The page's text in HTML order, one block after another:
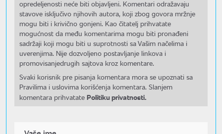
opredeljenosti neće biti objavljeni. Komentari odražavaju
stavove isključivo njihovih autora, koji zbog govora mržnje
mogu biti i krivično gonjeni. Kao čitatelj prihvatate
mogućnost da među komentarima mogu biti pronađeni
sadržaji koji mogu biti u suprotnosti sa Vašim načelima i
uverenjima. Nije dozvoljeno postavljanje linkova i
promovisanjedrugih sajtova kroz komentare.
Svaki korisnik pre pisanja komentara mora se upoznati sa
Pravilima i uslovima korišćenja komentara. Slanjem
komentara prihvatate Politiku privatnosti.